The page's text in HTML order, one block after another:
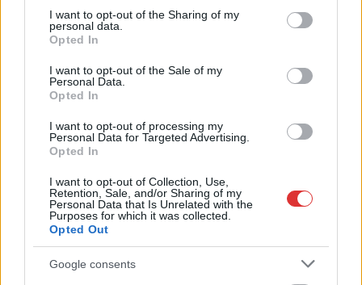
not limited to your visit or usage behaviour. You may click to
grant or deny consent to Google and its third-party tags to
use your data for below specified purposes in below Google
consent section.
I want to opt-out of the Sharing of my
personal data.
Opted In
I want to opt-out of the Sale of my
Personal Data.
Opted In
I want to opt-out of processing my
Personal Data for Targeted Advertising.
Opted In
I want to opt-out of Collection, Use,
Retention, Sale, and/or Sharing of my
Personal Data that Is Unrelated with the
Purposes for which it was collected.
Opted Out
Google consents
legalábbis az egyik
hamis alapra épül. Hogyan tovább?
Szolnok alsózsolca
Ismét egy rendelettel rúgott egy újabbat a
Fidesz az ellenzéki erők reklámlehetőségein, a
Jászkunság sem lesz kivétel